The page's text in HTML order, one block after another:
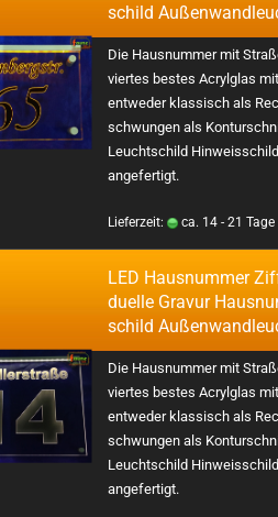
schild
Die Haus­num­mer mit
vier­tes bes­tes Acryl­glas
ent­we­der klas­sisch als
schwun­gen als
Leucht­schild
an­ge­fer­tigt.
Lieferzeit: ca. 14 - 21 Tage
LED Haus­num­mer
du­el­le Gra­vur
schild
Die Haus­num­mer mit
vier­tes bes­tes Acryl­glas
ent­we­der klas­sisch als
schwun­gen als
Leucht­schild
an­ge­fer­tigt.